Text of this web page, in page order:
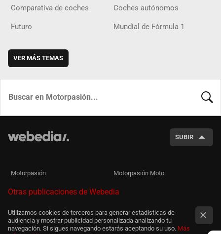
Comparativa de coches Coches autónomos
Futuro Mundial de Fórmula 1
VER MÁS TEMAS
SUBIR
Motorpasión Motorpasión Moto
Otras publicaciones de Webedia
Utilizamos cookies de terceros para generar estadísticas de
audiencia y mostrar publicidad personalizada analizando tu
navegación. Si sigues navegando estarás aceptando su uso. Más